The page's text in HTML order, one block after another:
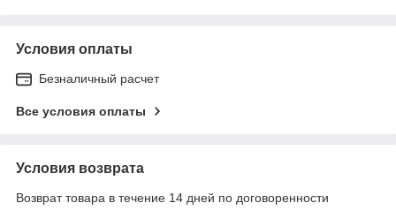
Условия оплаты
Безналичный расчет
Все условия оплаты
Условия возврата
Возврат товара в течение 14 дней по договоренности